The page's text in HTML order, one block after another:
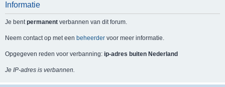
Informatie
Je bentpermanent verbannen van dit forum.
Neem contact op met een beheerder voor meer informatie.
Opgegeven reden voor verbanning: ip-adres buiten Nederland
Je IP-adres is verbannen.